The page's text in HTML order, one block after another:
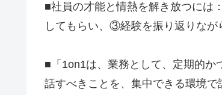
■社員の才能と情熱を解き放つに
してもらい、③経験を振り返りなが
■「1on1は、業務として、定期的か
話すべきことを、集中できる環境